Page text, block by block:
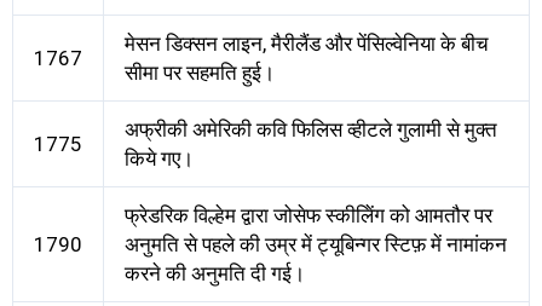
1767
मेसन डिक्सन लाइन, मैरीलैंड और पेंसिल्वेनिया के बीच
सीमा पर सहमति हुई।
1775
अफ्रीकी अमेरिकी कवि फिलिस व्हीटले गुलामी से मुक्त
किये गए।
1790
फ्रेडरिक विल्हेम द्वारा जोसेफ स्कीलेिंग को आमतौर पर
अनुमति से पहले की उम्र में ट्यूबिन्गर स्टिफ़ में नामांकन
करने की अनुमति दी गई।